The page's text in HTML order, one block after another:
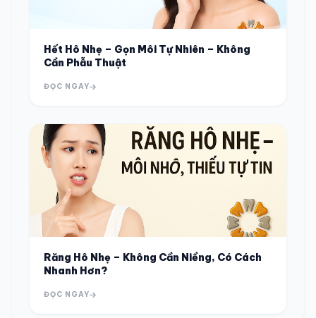
Hết Hô Nhẹ – Gọn Môi Tự Nhiên – Không
Cần Phẫu Thuật
ĐỌC NGAY
Răng Hô Nhẹ – Không Cần Niềng, Có Cách
Nhanh Hơn?
ĐỌC NGAY